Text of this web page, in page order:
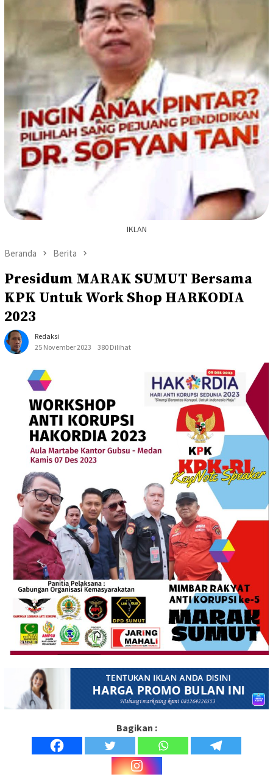
IKLAN
Beranda Berita
Presidum MARAK SUMUT Bersama
KPK Untuk Work Shop HARKODIA
2023
Redaksi
25 November 2023
380 Dilihat
Bagikan :